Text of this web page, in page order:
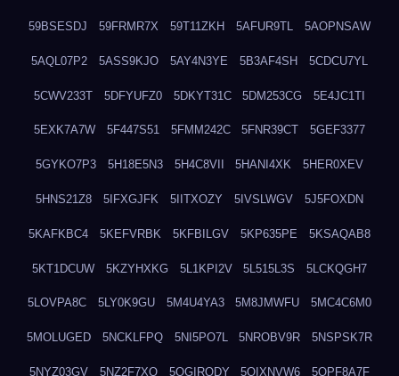
59BSESDJ 59FRMR7X 59T11ZKH 5AFUR9TL 5AOPNSAW
5AQL07P2 5ASS9KJO 5AY4N3YE 5B3AF4SH 5CDCU7YL
5CWV233T 5DFYUFZ0 5DKYT31C 5DM253CG 5E4JC1TI
5EXK7A7W 5F447S51 5FMM242C 5FNR39CT 5GEF3377
5GYKO7P3 5H18E5N3 5H4C8VII 5HANI4XK 5HER0XEV
5HNS21Z8 5IFXGJFK 5IITXOZY 5IVSLWGV 5J5FOXDN
5KAFKBC4 5KEFVRBK 5KFBILGV 5KP635PE 5KSAQAB8
5KT1DCUW 5KZYHXKG 5L1KPI2V 5L515L3S 5LCKQGH7
5LOVPA8C 5LY0K9GU 5M4U4YA3 5M8JMWFU 5MC4C6M0
5MOLUGED 5NCKLFPQ 5NI5PO7L 5NROBV9R 5NSPSK7R
5NYZ03GV 5NZ2F7XQ 5OGIRQDY 5OIXNVW6 5OPF8A7F